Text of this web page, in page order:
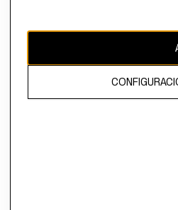
El contenido de esta página web está